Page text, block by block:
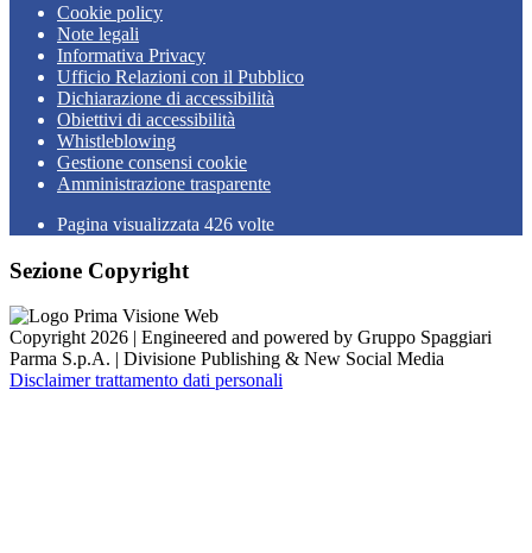
Cookie policy
Note legali
Informativa Privacy
Ufficio Relazioni con il Pubblico
Dichiarazione di accessibilità
Obiettivi di accessibilità
Whistleblowing
Gestione consensi cookie
Amministrazione trasparente
Pagina visualizzata 426 volte
Sezione Copyright
Copyright 2026 | Engineered and powered by Gruppo Spaggiari
Parma S.p.A. | Divisione Publishing & New Social Media
Disclaimer trattamento dati personali